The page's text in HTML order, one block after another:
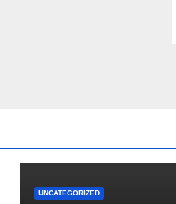
UNCATEGORIZED